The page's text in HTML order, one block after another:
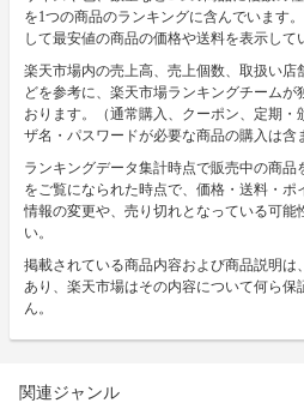
を1つの商品のランキングに含んでいます
して最安値の商品の価格や送料を表示して
楽天市場内の売上高、売上個数、取扱い店
どを参考に、楽天市場ランキングチーム
おります。（通常購入、クーポン、定期
ザ名・パスワードが必要な商品の購入は含
ランキングデータ集計時点で販売中の商
をご覧になられた時点で、価格・送料・
情報の変更や、売り切れとなっている可能
い。
掲載されている商品内容および商品説明
あり、楽天市場はその内容について何ら
ん。
関連ジャンル